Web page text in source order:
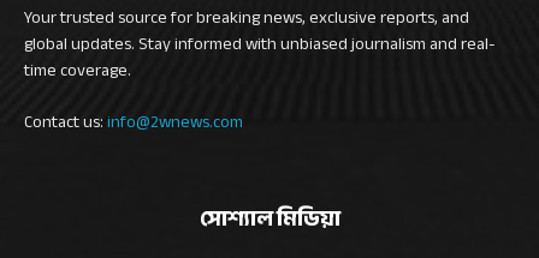
Your trusted source for breaking news, exclusive reports, and
global updates. Stay informed with unbiased journalism and real-
time coverage.
Contact us:info@2wnews.com
সোশ্যাল মিডিয়া